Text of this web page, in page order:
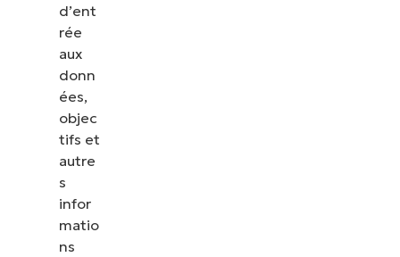
d’ent
rée
aux
donn
ées,
objec
tifs et
autre
s
infor
matio
ns